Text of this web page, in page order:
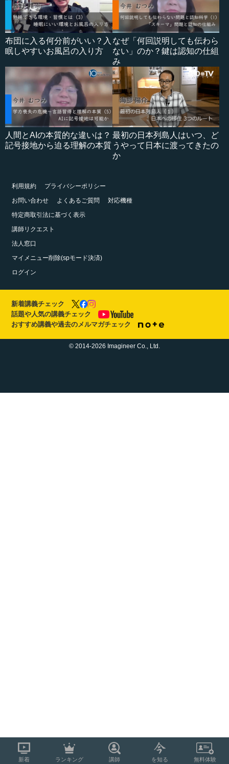
布団に入る何分前がいい？入
眠しやすいお風呂の入り方
なぜ「何回説明しても伝わら
ない」のか？鍵は認知の仕組
み
人間とAIの本質的な違いは？
記号接地から迫る理解の本質
最初の日本列島人はいつ、ど
うやって日本に渡ってきたの
か
利用規約
プライバシーポリシー
お問い合わせ
よくあるご質問
対応機種
特定商取引法に基づく表示
講師リクエスト
法人窓口
マイメニュー削除(spモード決済)
ログイン
新着講義チェック
話題や人気の講義チェック
おすすめ講義や過去のメルマガチェック
© 2014-2026 Imagineer Co., Ltd.
新着 ランキング 講師 を知る 無料体験